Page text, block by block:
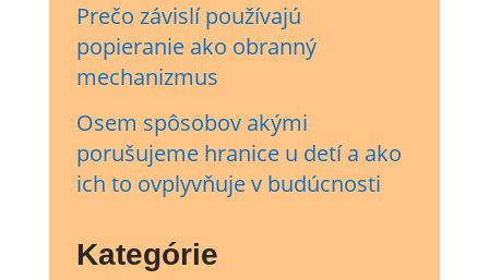
Prečo závislí používajú
popieranie ako obranný
mechanizmus
Osem spôsobov akými
porušujeme hranice u detí a ako
ich to ovplyvňuje v budúcnosti
Kategórie